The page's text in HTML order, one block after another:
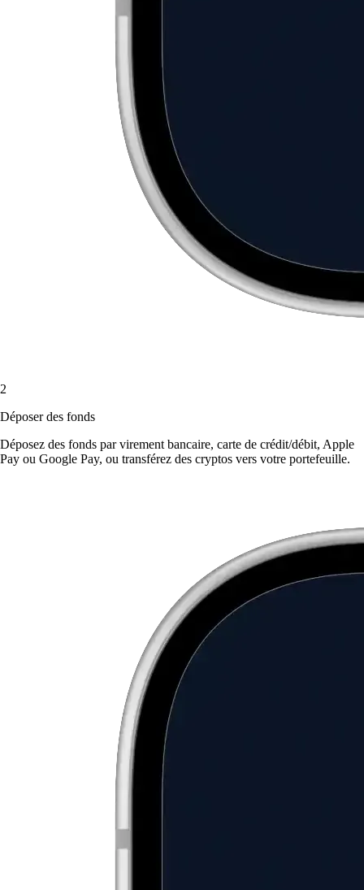
2
Déposer des fonds
Déposez des fonds par virement bancaire, carte de crédit/débit, Apple
Pay ou Google Pay, ou transférez des cryptos vers votre portefeuille.